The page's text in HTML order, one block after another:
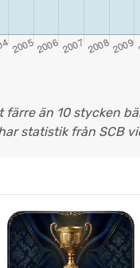
färre än 10 stycken
statistik från SCB